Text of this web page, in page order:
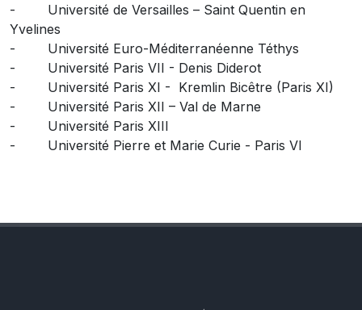
- Université de Versailles – Saint Quentin en
Yvelines
- Université Euro-Méditerranéenne Téthys
- Université Paris VII - Denis Diderot
- Université Paris XI - Kremlin Bicêtre (Paris XI)
- Université Paris XII – Val de Marne
- Université Paris XIII
- Université Pierre et Marie Curie - Paris VI